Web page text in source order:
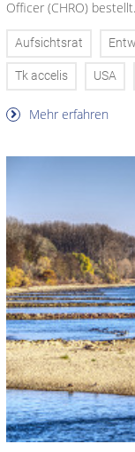
Officer (CHRO) bestellt.
Aufsichtsrat
Tk accelis USA
Mehr erfahren